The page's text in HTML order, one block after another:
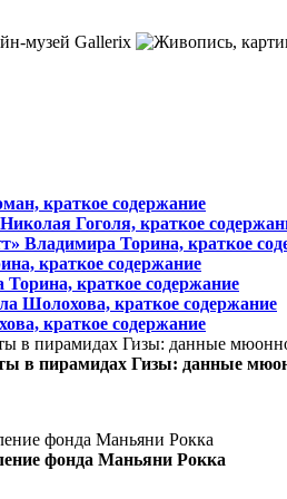
краткое содержание
Гоголя, краткое
Владимира Торина, краткое
краткое содержание
краткое содержание
Шолохова, краткое содержание
краткое содержание
в пирамидах Гизы: данные
фонда Маньяни Рокка